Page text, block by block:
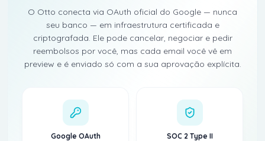
O Otto conecta via OAuth oficial do Google — nunca
seu banco — em infraestrutura certificada e
criptografada. Ele pode cancelar, negociar e pedir
reembolsos por você, mas cada email você vê em
preview e é enviado só com a sua aprovação explícita.
Google OAuth SOC 2 Type II